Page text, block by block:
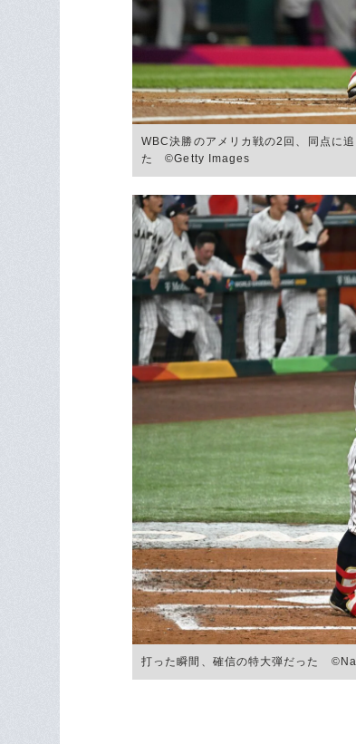
WBC決勝のアメリカ戦の2回、同点に
た ©︎Getty Images
打った瞬間、確信の特大弾だった